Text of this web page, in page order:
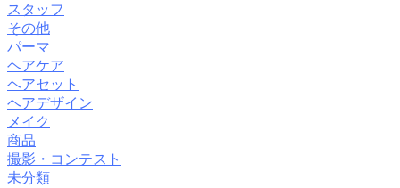
スタッフ
その他
パーマ
ヘアケア
ヘアセット
ヘアデザイン
メイク
商品
撮影・コンテスト
未分類